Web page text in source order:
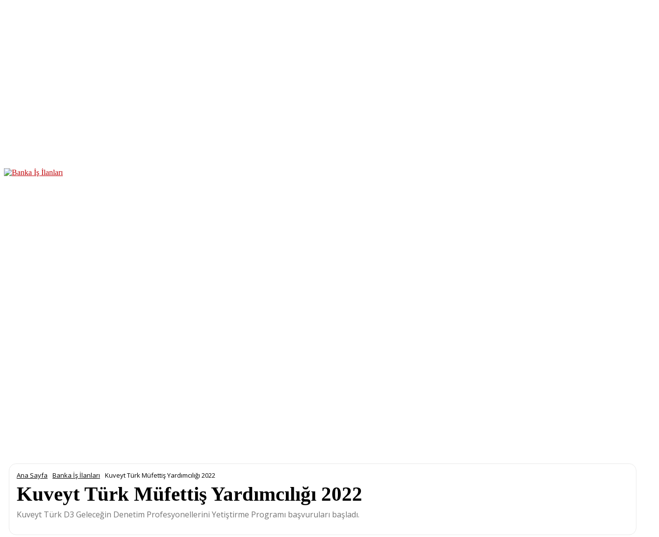
Ana Sayfa Banka İş İlanları Kuveyt Türk Müfettiş Yardımcılığı 2022
Kuveyt Türk Müfettiş Yardımcılığı 2022
Kuveyt Türk D3 Geleceğin Denetim Profesyonellerini Yetiştirme Programı başvuruları başladı.